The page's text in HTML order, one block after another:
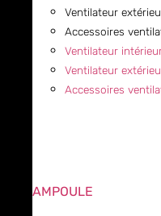
Ventilateur
Accessoires
Ventilateur
Ventilateur
Accessoires
AMPOULE